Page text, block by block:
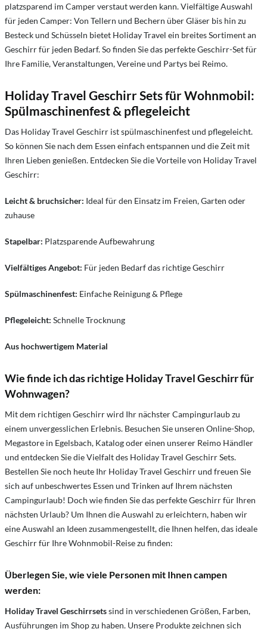
platzsparend im Camper verstaut werden kann. Vielfältige Auswahl
für jeden Camper: Von Tellern und Bechern über Gläser bis hin zu
Besteck und Schüsseln bietet Holiday Travel ein breites Sortiment an
Geschirr für jeden Bedarf. So finden Sie das perfekte Geschirr-Set für
Ihre Familie, Veranstaltungen, Vereine und Partys bei Reimo.
Holiday Travel Geschirr Sets für Wohnmobil:
Spülmaschinenfest & pflegeleicht
Das Holiday Travel Geschirr ist spülmaschinenfest und pflegeleicht.
So können Sie nach dem Essen einfach entspannen und die Zeit mit
Ihren Lieben genießen. Entdecken Sie die Vorteile von Holiday Travel
Geschirr:
Leicht & bruchsicher: Ideal für den Einsatz im Freien, Garten oder
zuhause
Stapelbar: Platzsparende Aufbewahrung
Vielfältiges Angebot: Für jeden Bedarf das richtige Geschirr
Spülmaschinenfest: Einfache Reinigung & Pflege
Pflegeleicht: Schnelle Trocknung
Aus hochwertigem Material
Wie finde ich das richtige Holiday Travel Geschirr für
Wohnwagen?
Mit dem richtigen Geschirr wird Ihr nächster Campingurlaub zu
einem unvergesslichen Erlebnis. Besuchen Sie unseren Online-Shop,
Megastore in Egelsbach, Katalog oder einen unserer Reimo Händler
und entdecken Sie die Vielfalt des Holiday Travel Geschirr Sets.
Bestellen Sie noch heute Ihr Holiday Travel Geschirr und freuen Sie
sich auf unbeschwertes Essen und Trinken auf Ihrem nächsten
Campingurlaub! Doch wie finden Sie das perfekte Geschirr für Ihren
nächsten Urlaub? Um Ihnen die Auswahl zu erleichtern, haben wir
eine Auswahl an Ideen zusammengestellt, die Ihnen helfen, das ideale
Geschirr für Ihre Wohnmobil-Reise zu finden:
Überlegen Sie, wie viele Personen mit Ihnen campen
werden:
Holiday Travel Geschirrsetssind in verschiedenen Größen, Farben,
Ausführungen im Shop zu haben. Unsere Produkte zeichnen sich